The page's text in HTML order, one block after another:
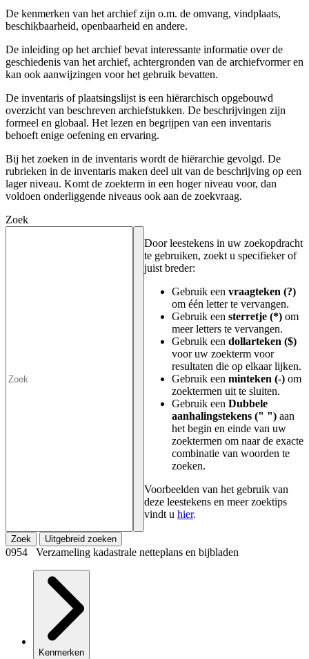
De kenmerken van het archief zijn o.m. de omvang, vindplaats,
beschikbaarheid, openbaarheid en andere.
De inleiding op het archief bevat interessante informatie over de
geschiedenis van het archief, achtergronden van de archiefvormer en
kan ook aanwijzingen voor het gebruik bevatten.
De inventaris of plaatsingslijst is een hiërarchisch opgebouwd
overzicht van beschreven archiefstukken. De beschrijvingen zijn
formeel en globaal. Het lezen en begrijpen van een inventaris
behoeft enige oefening en ervaring.
Bij het zoeken in de inventaris wordt de hiërarchie gevolgd. De
rubrieken in de inventaris maken deel uit van de beschrijving op een
lager niveau. Komt de zoekterm in een hoger niveau voor, dan
voldoen onderliggende niveaus ook aan de zoekvraag.
Zoek
Door leestekens in uw zoekopdracht
te gebruiken, zoekt u specifieker of
juist breder:
Gebruik een vraagteken (?)
om één letter te vervangen.
Gebruik een sterretje (*) om
meer letters te vervangen.
Gebruik een dollarteken ($)
voor uw zoekterm voor
resultaten die op elkaar lijken.
Gebruik een minteken (-) om
zoektermen uit te sluiten.
Gebruik een Dubbele
aanhalingstekens (" ") aan
het begin en einde van uw
zoektermen om naar de exacte
combinatie van woorden te
zoeken.
Voorbeelden van het gebruik van
deze leestekens en meer zoektips
vindt u hier.
Zoek Uitgebreid zoeken
0954 Verzameling kadastrale netteplans en bijbladen
Kenmerken